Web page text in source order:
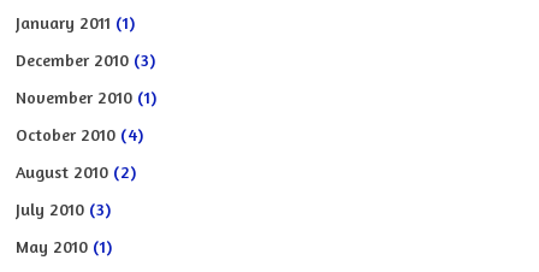
January 2011 (1)
December 2010 (3)
November 2010 (1)
October 2010 (4)
August 2010 (2)
July 2010 (3)
May 2010 (1)